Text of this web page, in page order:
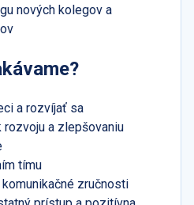
nových kolegov a
a rozvíjať sa
a zlepšovaniu
tímu
zručnosti